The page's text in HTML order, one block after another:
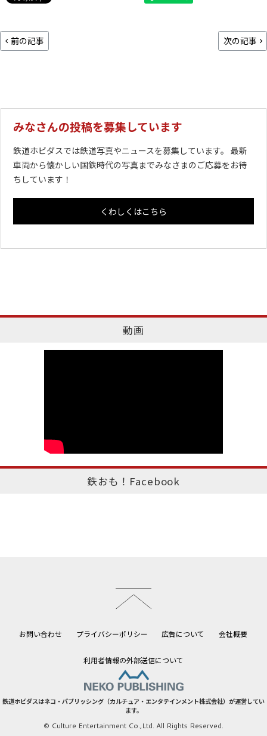
前の記事 次の記事
みなさんの投稿を募集しています
鉄道ホビダスでは鉄道写真やニュースを募集しています。 最新
車両から懐かしい国鉄時代の写真までみなさまのご応募をお待
ちしています！
くわしくはこちら
動画
鉄おも！Facebook
お問い合わせ プライバシーポリシー 広告について 会社概要
利用者情報の外部送信について
鉄道ホビダスはネコ・パブリッシング（カルチュア・エンタテインメント株式会社）が運営してい
ます。
© Culture Entertainment Co.,Ltd. All Rights Reserved.